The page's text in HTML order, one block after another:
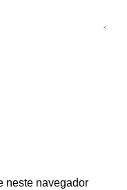
neste navegador